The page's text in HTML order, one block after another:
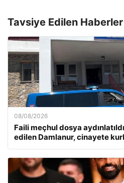
Tavsiye Edilen Haberler
08/08/2026
Faili meçhul dosya
edilen Damlanur, cinayete